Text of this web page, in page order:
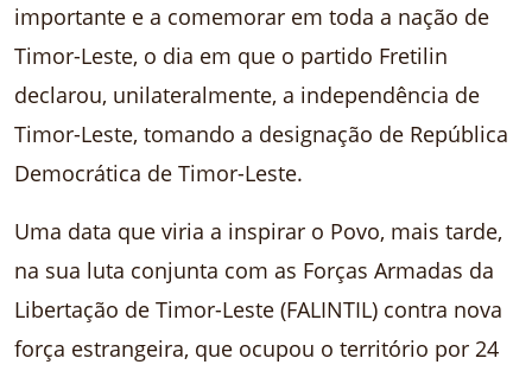
importante e a comemorar em toda a nação de
Timor-Leste, o dia em que o partido Fretilin
declarou, unilateralmente, a independência de
Timor-Leste, tomando a designação de República
Democrática de Timor-Leste.
Uma data que viria a inspirar o Povo, mais tarde,
na sua luta conjunta com as Forças Armadas da
Libertação de Timor-Leste (FALINTIL) contra nova
força estrangeira, que ocupou o território por 24